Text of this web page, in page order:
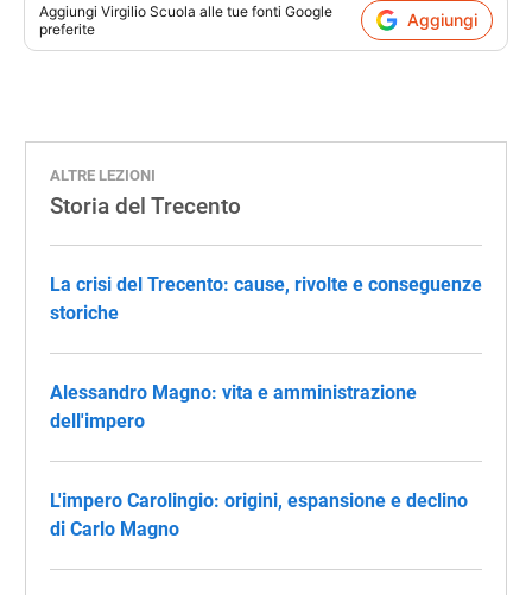
Aggiungi Virgilio Scuola alle tue fonti Google
preferite
Aggiungi
ALTRE LEZIONI
Storia del Trecento
La crisi del Trecento: cause, rivolte e conseguenze
storiche
Alessandro Magno: vita e amministrazione
dell'impero
L'impero Carolingio: origini, espansione e declino
di Carlo Magno